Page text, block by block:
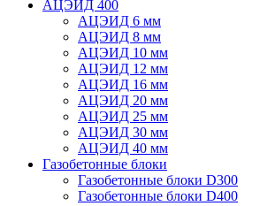
АЦЭИД 400
АЦЭИД 6 мм
АЦЭИД 8 мм
АЦЭИД 10 мм
АЦЭИД 12 мм
АЦЭИД 16 мм
АЦЭИД 20 мм
АЦЭИД 25 мм
АЦЭИД 30 мм
АЦЭИД 40 мм
Газобетонные блоки
Газобетонные блоки D300
Газобетонные блоки D400